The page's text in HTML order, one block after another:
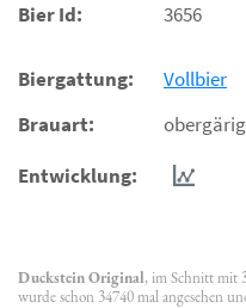
Bier Id: 3656
Biergattung:
Vollbier
Brauart:
obergärig
Entwicklung:
Duckstein Original, im Schnitt mit
wurde schon 34740 mal angesehen